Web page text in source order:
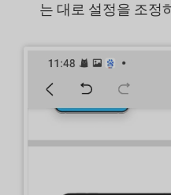
는 대로 설정을 조정